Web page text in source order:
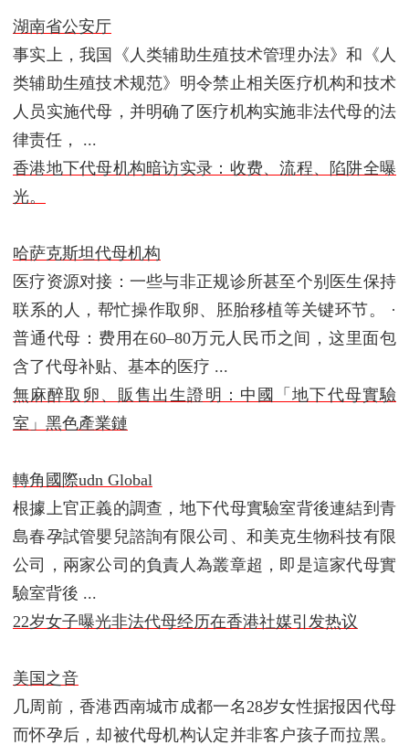
湖南省公安厅
事实上，我国《人类辅助生殖技术管理办法》和《人
类辅助生殖技术规范》明令禁止相关医疗机构和技术
人员实施代母，并明确了医疗机构实施非法代母的法
律责任， ...
香港地下代母机构暗访实录：收费、流程、陷阱全曝
光。
哈萨克斯坦代母机构
医疗资源对接：一些与非正规诊所甚至个别医生保持
联系的人，帮忙操作取卵、胚胎移植等关键环节。 ·
普通代母：费用在60–80万元人民币之间，这里面包
含了代母补贴、基本的医疗 ...
無麻醉取卵、販售出生證明：中國「地下代母實驗
室」黑色產業鏈
轉角國際udn Global
根據上官正義的調查，地下代母實驗室背後連結到青
島春孕試管嬰兒諮詢有限公司、和美克生物科技有限
公司，兩家公司的負責人為叢章超，即是這家代母實
驗室背後 ...
22岁女子曝光非法代母经历在香港社媒引发热议
美国之音
几周前，香港西南城市成都一名28岁女性据报因代母
而怀孕后，却被代母机构认定并非客户孩子而拉黑。